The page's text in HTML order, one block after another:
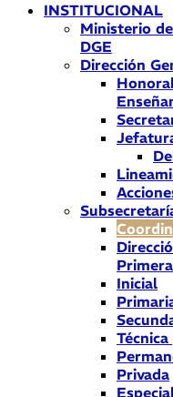
INSTITUCIONAL
Ministerio
DGE
Dirección
Inicial
Privada